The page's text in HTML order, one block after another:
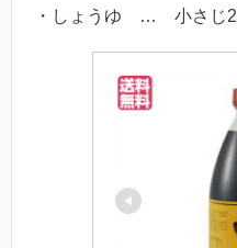
・しょうゆ … 小さじ2